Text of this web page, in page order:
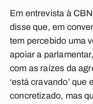
Em entrevista à
disse que, em
tem percebido uma
apoiar a
com as raízes da
‘está cravando’ que
concretizado, mas